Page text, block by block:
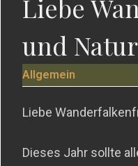
Liebe
und
Allgemein
Liebe
Dieses Jahr sollte